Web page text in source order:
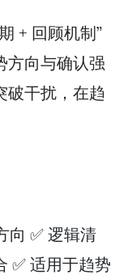
+ 回顾机制”
方向与确认强
破干扰，在趋
向 ✅ 逻辑清
✅ 适用于趋势